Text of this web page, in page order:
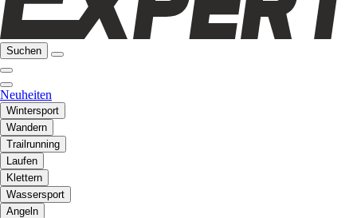
Suchen
Neuheiten
Wintersport
Wandern
Trailrunning
Laufen
Klettern
Wassersport
Angeln